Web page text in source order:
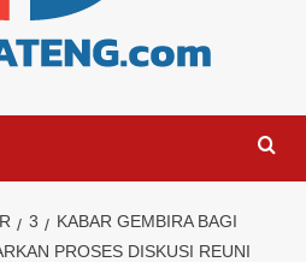
3
KABAR GEMBIRA BAGI
PROSES DISKUSI REUNI